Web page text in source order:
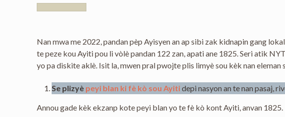
Nan mwa me 2022, pandan pèp Ayisyen an ap sibi zak kidnapin gang
te peze kou Ayiti pou li vòlè pandan 122 zan, apati ane 1825. Seri atik
yo pa diskite aklè. Isit la, mwen pral pwojte plis limyè sou kèk nan eleman
Se plizyè peyi blan ki fè kò sou Ayitidepi nasyon an te nan pasaj,
Annou gade kèk ekzanp kote peyi blan yo te fè kò kont Ayiti, anvan 1825.